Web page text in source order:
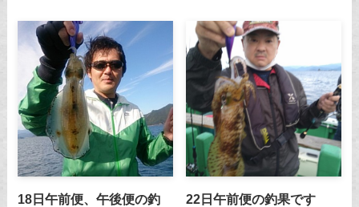
18日午前便、午後便の釣
22日午前便の釣果です